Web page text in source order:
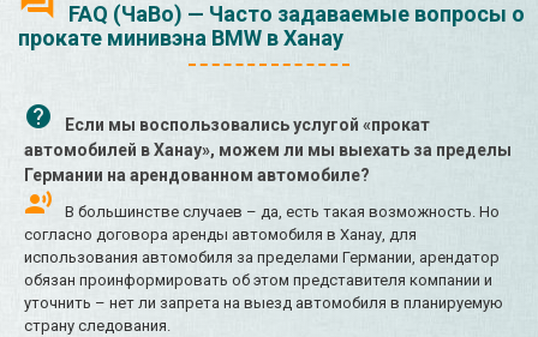
FAQ (ЧаВо) — Часто задаваемые вопросы о
прокате минивэна BMW в Ханау
Если мы воспользовались услугой «прокат
автомобилей в Ханау», можем ли мы выехать за пределы
Германии на арендованном автомобиле?
В большинстве случаев – да, есть такая возможность. Но
согласно договора аренды автомобиля в Ханау, для
использования автомобиля за пределами Германии, арендатор
обязан проинформировать об этом представителя компании и
уточнить – нет ли запрета на выезд автомобиля в планируемую
страну следования.